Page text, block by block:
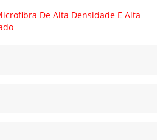
De Alta Densidade E Alta